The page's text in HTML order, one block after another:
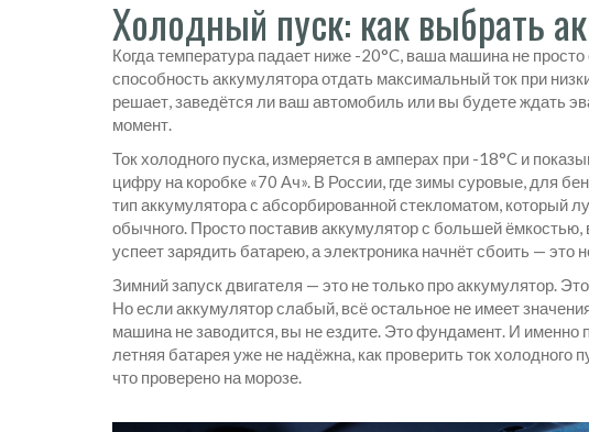
Холодный пуск: как выбрать
Когда температура падает ниже -20°C, ваша машина не
способность аккумулятора отдать максимальный ток при
решает, заведётся ли ваш автомобиль или вы будете ждать
момент.
Ток холодного пуска, измеряется в амперах при -18°C и
цифру на коробке «70 Ач». В России, где зимы суровые, для
тип аккумулятора с абсорбированной стекломатом, который
обычного. Просто поставив аккумулятор с большей
успеет зарядить батарею, а электроника начнёт сбоить —
Зимний запуск двигателя — это не только про аккумулятор.
Но если аккумулятор слабый, всё остальное не имеет
машина не заводится, вы не ездите. Это фундамент. И именно
летняя батарея уже не надёжна, как проверить ток
что проверено на морозе.